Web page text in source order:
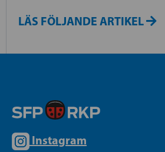
LÄS FÖLJANDE ARTIKEL
Instagram